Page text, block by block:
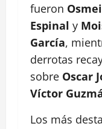
fueron
Espinal y
García,
derrotas
sobre Oscar
Víctor
Los más